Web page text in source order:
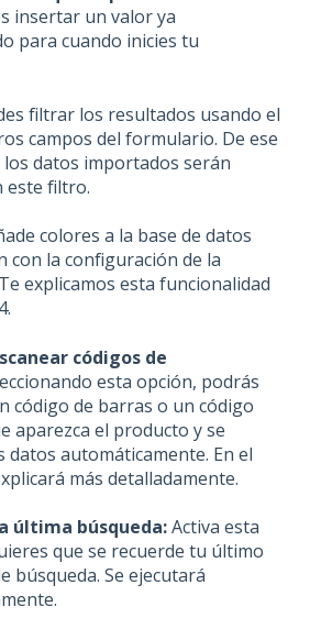
insertar un valor ya
para cuando inicies tu
filtrar los resultados usando el
campos del formulario. De ese
datos importados serán
este filtro.
colores a la base de datos
con la configuración de la
explicamos esta funcionalidad
códigos de
esta opción, podrás
código de barras o un código
aparezca el producto y se
datos automáticamente. En el
más detalladamente.
última búsqueda:Activa esta
que se recuerde tu último
búsqueda. Se ejecutará